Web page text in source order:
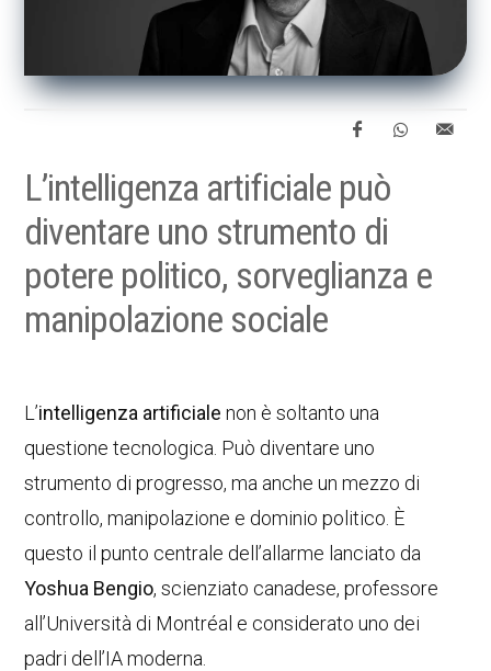
L’intelligenza artificiale può
diventare uno strumento di
potere politico, sorveglianza e
manipolazione sociale
L’intelligenza artificiale non è soltanto una
questione tecnologica. Può diventare uno
strumento di progresso, ma anche un mezzo di
controllo, manipolazione e dominio politico. È
questo il punto centrale dell’allarme lanciato da
Yoshua Bengio, scienziato canadese, professore
all’Università di Montréal e considerato uno dei
padri dell’IA moderna.